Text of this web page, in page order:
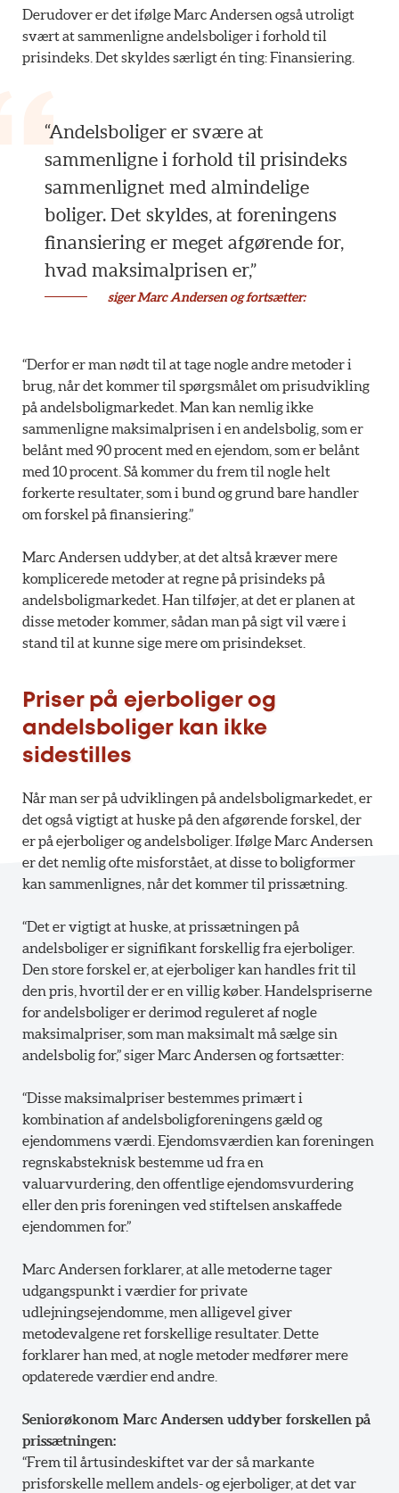
Derudover er det ifølge Marc Andersen også utroligt
svært at sammenligne andelsboliger i forhold til
prisindeks. Det skyldes særligt én ting: Finansiering.
“Andelsboliger er svære at
sammenligne i forhold til prisindeks
sammenlignet med almindelige
boliger. Det skyldes, at foreningens
finansiering er meget afgørende for,
hvad maksimalprisen er,”
siger Marc Andersen og fortsætter:
“Derfor er man nødt til at tage nogle andre metoder i
brug, når det kommer til spørgsmålet om prisudvikling
på andelsboligmarkedet. Man kan nemlig ikke
sammenligne maksimalprisen i en andelsbolig, som er
belånt med 90 procent med en ejendom, som er belånt
med 10 procent. Så kommer du frem til nogle helt
forkerte resultater, som i bund og grund bare handler
om forskel på finansiering.”
Marc Andersen uddyber, at det altså kræver mere
komplicerede metoder at regne på prisindeks på
andelsboligmarkedet. Han tilføjer, at det er planen at
disse metoder kommer, sådan man på sigt vil være i
stand til at kunne sige mere om prisindekset.
Priser på ejerboliger og
andelsboliger kan ikke
sidestilles
Når man ser på udviklingen på andelsboligmarkedet, er
det også vigtigt at huske på den afgørende forskel, der
er på ejerboliger og andelsboliger. Ifølge Marc Andersen
er det nemlig ofte misforstået, at disse to boligformer
kan sammenlignes, når det kommer til prissætning.
“Det er vigtigt at huske, at prissætningen på
andelsboliger er signifikant forskellig fra ejerboliger.
Den store forskel er, at ejerboliger kan handles frit til
den pris, hvortil der er en villig køber. Handelspriserne
for andelsboliger er derimod reguleret af nogle
maksimalpriser, som man maksimalt må sælge sin
andelsbolig for,” siger Marc Andersen og fortsætter:
“Disse maksimalpriser bestemmes primært i
kombination af andelsboligforeningens gæld og
ejendommens værdi. Ejendomsværdien kan foreningen
regnskabsteknisk bestemme ud fra en
valuarvurdering, den offentlige ejendomsvurdering
eller den pris foreningen ved stiftelsen anskaffede
ejendommen for.”
Marc Andersen forklarer, at alle metoderne tager
udgangspunkt i værdier for private
udlejningsejendomme, men alligevel giver
metodevalgene ret forskellige resultater. Dette
forklarer han med, at nogle metoder medfører mere
opdaterede værdier end andre.
Seniorøkonom Marc Andersen uddyber forskellen på
prissætningen:
“Frem til årtusindeskiftet var der så markante
prisforskelle mellem andels- og ejerboliger, at det var